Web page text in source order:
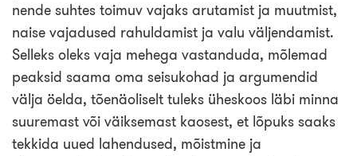
nende suhtes toimuv vajaks arutamist ja muutmist,
naise vajadused rahuldamist ja valu väljendamist.
Selleks oleks vaja mehega vastanduda, mõlemad
peaksid saama oma seisukohad ja argumendid
välja öelda, tõenäoliselt tuleks üheskoos läbi minna
suuremast või väiksemast kaosest, et lõpuks saaks
tekkida uued lahendused, mõistmine ja